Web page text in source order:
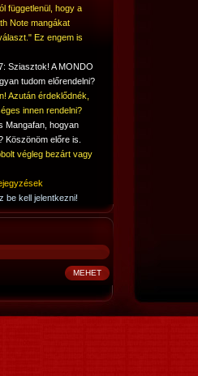
függetlenül, hogy a
Note mangákat
Ez engem is
Sziasztok! A MONDO
tudom előrendelni?
Azután érdeklődnék,
innen rendelni?
Mangafan, hogyan
Köszönöm előre is.
végleg bezárt vagy
be kell jelentkezni!